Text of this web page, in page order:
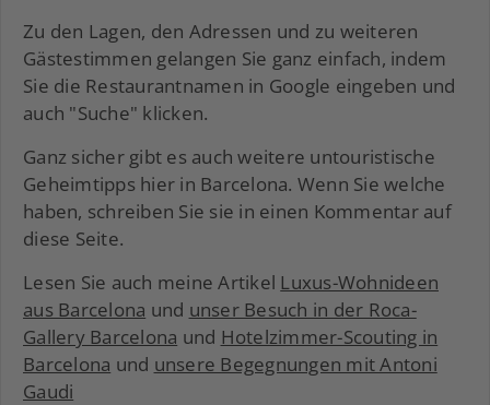
Zu den Lagen, den Adressen und zu weiteren
Gästestimmen gelangen Sie ganz einfach, indem
Sie die Restaurantnamen in Google eingeben und
auch "Suche" klicken.
Ganz sicher gibt es auch weitere untouristische
Geheimtipps hier in Barcelona. Wenn Sie welche
haben, schreiben Sie sie in einen Kommentar auf
diese Seite.
Lesen Sie auch meine Artikel Luxus-Wohnideen
aus Barcelona und unser Besuch in der Roca-
Gallery Barcelona und Hotelzimmer-Scouting in
Barcelona und unsere Begegnungen mit Antoni
Gaudi